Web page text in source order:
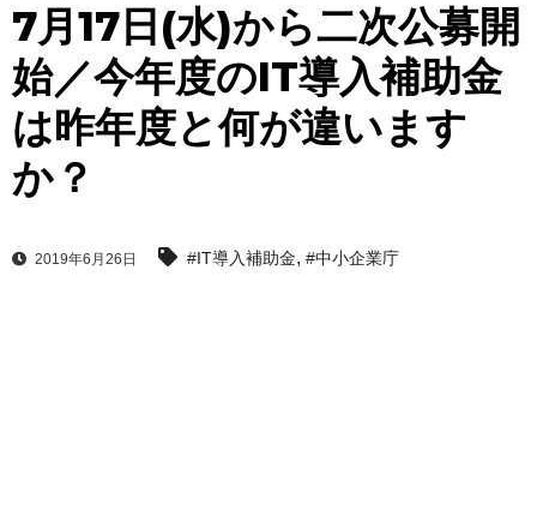
7月17日(水)から二次公募開
始／今年度のIT導入補助金
は昨年度と何が違います
か？
2019年6月26日 #IT導入補助金, #中小企業庁